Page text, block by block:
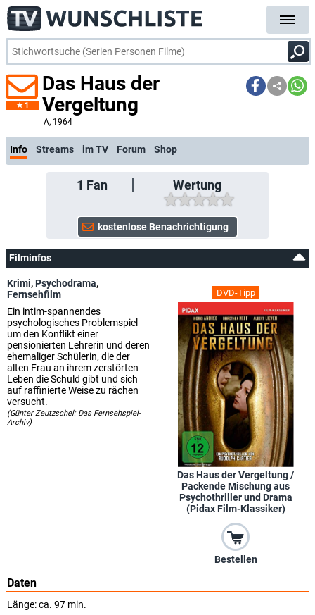
1
Das Haus der
Vergeltung
A, 1964
Info Streams im TV Forum Shop
1 Fan Wertung
Filminfos
DVD-Tipp
Das Haus der Vergeltung /
Packende Mischung aus
Psychothriller und Drama
(Pidax Film-Klassiker)
Bestellen
Krimi,Psychodrama,
Fernsehfilm
Ein intim-spannendes
psychologisches Problemspiel
um den Konflikt einer
pensionierten Lehrerin und deren
ehemaliger Schülerin, die der
alten Frau an ihrem zerstörten
Leben die Schuld gibt und sich
auf raffinierte Weise zu rächen
versucht.
(Günter Zeutzschel: Das Fernsehspiel-
Archiv)
Daten
Länge: ca. 97 min.